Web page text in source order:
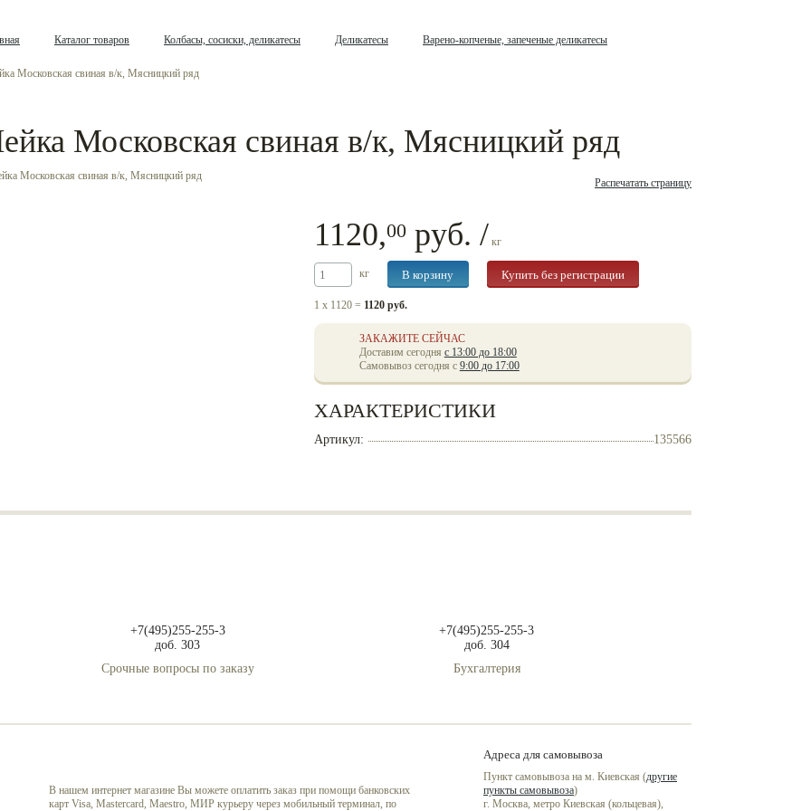
Каталог товаров Колбасы, сосиски, деликатесы Деликатесы Варено-копченые, запеченые деликатесы
Московская свиная в/к, Мясницкий ряд
Московская свиная в/к, Мясницкий ряд
Распечатать страницу
1120,00руб. / кг
кг
1 x 1120 = 1120 руб.
ЗАКАЖИТЕ СЕЙЧАС
Доставим сегодня с 13:00 до 18:00
Самовывоз сегодня с 9:00 до 17:00
ХАРАКТЕРИСТИКИ
Артикул: 135566
+7(495)255-255-3
доб. 303
Срочные вопросы по заказу
+7(495)255-255-3
доб. 304
Бухгалтерия
Адреса для самовывоза
Пункт самовывоза на м. Киевская (другие
пункты самовывоза)
г. Москва, метро Киевская (кольцевая),
В нашем интернет магазине Вы можете оплатить заказ при помощи банковских
карт Visa, Mastercard, Maestro, МИР курьеру через мобильный терминал, по